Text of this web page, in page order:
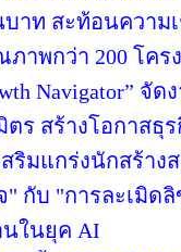
นบาท สะท้อนคว
าพกว่า 200 โคร
Navigator” จัด
ร สร้างโอกาสธุ
มแกร่งนักสร้าง
" กับ "การละเมิด
นในยุค AI